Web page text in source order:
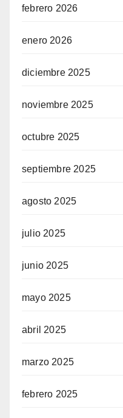
febrero 2026
enero 2026
diciembre 2025
noviembre 2025
octubre 2025
septiembre 2025
agosto 2025
julio 2025
junio 2025
mayo 2025
abril 2025
marzo 2025
febrero 2025